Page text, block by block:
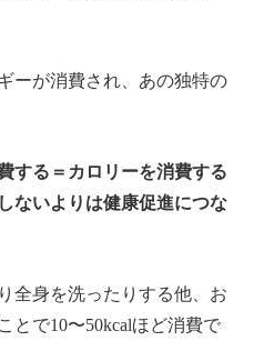
ーが消費され、あの独特の
する＝カロリーを消費する
ないよりは健康促進につな
全身を洗ったりする他、お
とで10〜50kcalほど消費で